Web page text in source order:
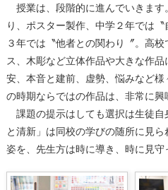
授業は、段階的に進んでいきます
り、ポスター製作、中学２年では
３年では〝他者との関わり〞。高
ス、木彫など立体作品や大きな作
安、本音と建前、虚勢、悩みなど
の時期ならではの作品は、非常に興
課題の提示はしても選択は生徒自
と清新」は同校の学びの随所に見
姿を、先生方は時に導き、時に見守